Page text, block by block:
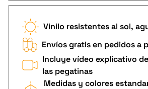
Vinilo resistentes al sol,
Envíos gratis en pedidos a
Incluye vídeo explicativo
las pegatinas
Medidas y colores